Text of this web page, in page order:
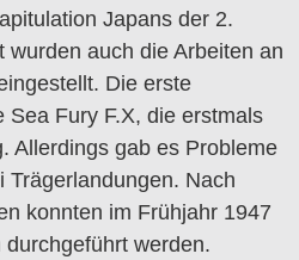
Japans der 2.
wurden auch die Arbeiten an
Die erste
Sea Fury F.X, die erstmals
Allerdings gab es Probleme
Trägerlandungen. Nach
konnten im Frühjahr 1947
werden.